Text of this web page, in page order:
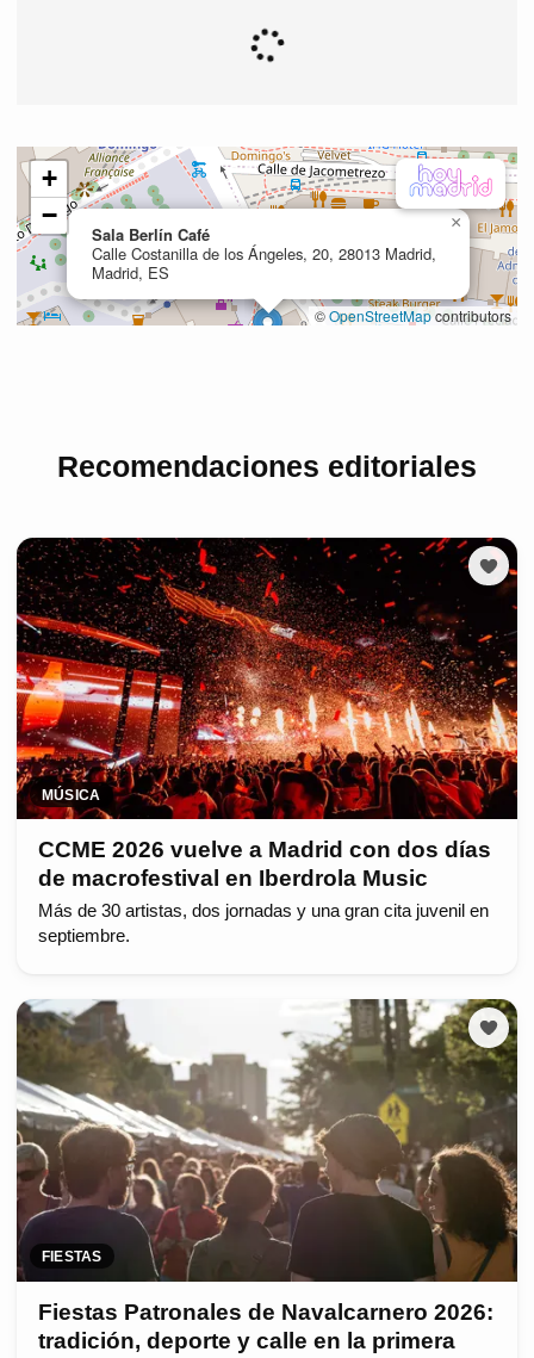
Recomendaciones editoriales
MÚSICA
CCME 2026 vuelve a Madrid con dos días
de macrofestival en Iberdrola Music
Más de 30 artistas, dos jornadas y una gran cita juvenil en
septiembre.
FIESTAS
Fiestas Patronales de Navalcarnero 2026:
tradición, deporte y calle en la primera